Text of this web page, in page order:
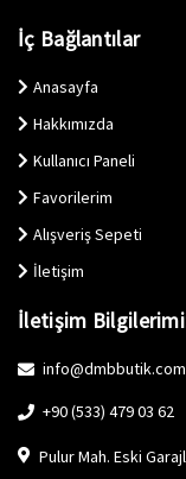
İç Bağlantılar
Anasayfa
Hakkımızda
Kullanıcı Paneli
Favorilerim
Alışveriş Sepeti
İletişim
İletişim
info@dmbbutik.com
+90 (533) 479 03 62
Pulur Mah. Eski